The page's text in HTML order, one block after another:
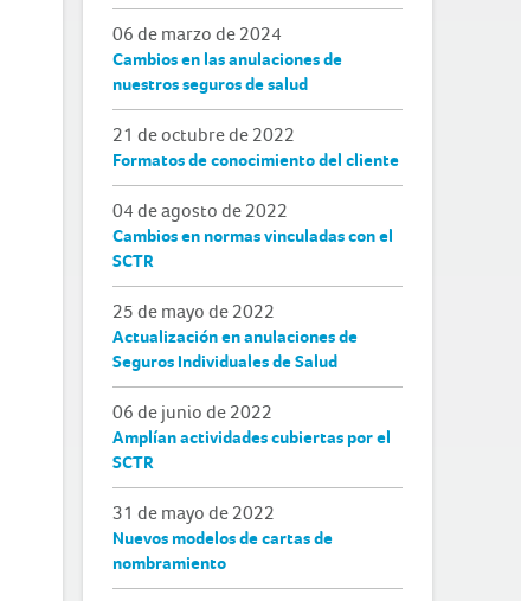
06 de marzo de 2024
Cambios en las anulaciones de
nuestros seguros de salud
21 de octubre de 2022
Formatos de conocimiento del cliente
04 de agosto de 2022
Cambios en normas vinculadas con el
SCTR
25 de mayo de 2022
Actualización en anulaciones de
Seguros Individuales de Salud
06 de junio de 2022
Amplían actividades cubiertas por el
SCTR
31 de mayo de 2022
Nuevos modelos de cartas de
nombramiento